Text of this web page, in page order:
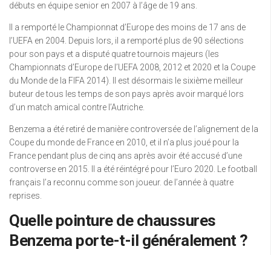
débuts en équipe senior en 2007 à l’âge de 19 ans.
Il a remporté le Championnat d’Europe des moins de 17 ans de
l’UEFA en 2004. Depuis lors, il a remporté plus de 90 sélections
pour son pays et a disputé quatre tournois majeurs (les
Championnats d’Europe de l’UEFA 2008, 2012 et 2020 et la Coupe
du Monde de la FIFA 2014). Il est désormais le sixième meilleur
buteur de tous les temps de son pays après avoir marqué lors
d’un match amical contre l’Autriche.
Benzema a été retiré de manière controversée de l’alignement de la
Coupe du monde de France en 2010, et il n’a plus joué pour la
France pendant plus de cinq ans après avoir été accusé d’une
controverse en 2015. Il a été réintégré pour l’Euro 2020. Le football
français l’a reconnu comme son joueur. de l’année à quatre
reprises.
Quelle pointure de chaussures
Benzema porte-t-il généralement ?